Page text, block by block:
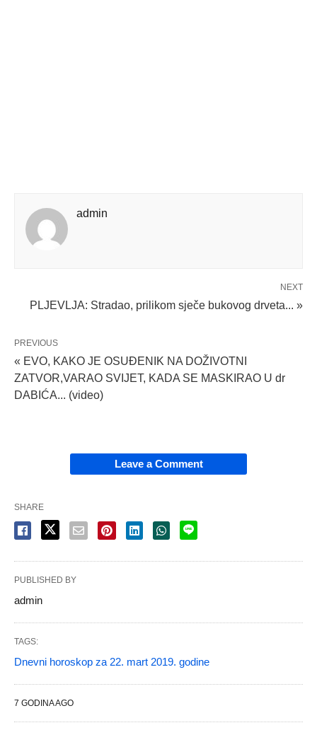
admin
NEXT
PLJEVLJA: Stradao, prilikom sječe bukovog drveta... »
PREVIOUS
« EVO, KAKO JE OSUĐENIK NA DOŽIVOTNI
ZATVOR,VARAO SVIJET, KADA SE MASKIRAO U dr
DABIĆA... (video)
Leave a Comment
SHARE
PUBLISHED BY
admin
TAGS:
Dnevni horoskop za 22. mart 2019. godine
7 GODINA AGO